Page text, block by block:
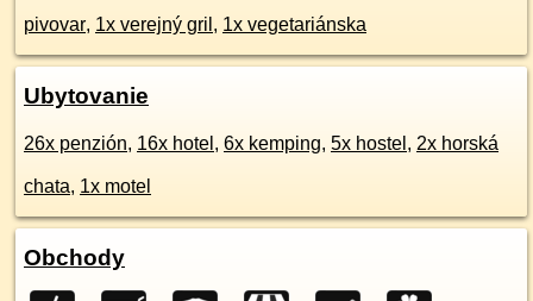
pivovar, 1x verejný gril , 1x vegetariánska
Ubytovanie
26x penzión, 16x hotel , 6x kemping, 5x hostel , 2x horská
chata, 1x motel
Obchody